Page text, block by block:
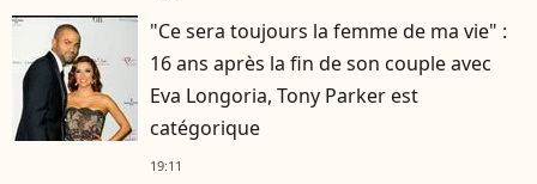
"Ce sera toujours la femme de ma vie" :
16 ans après la fin de son couple avec
Eva Longoria, Tony Parker est
catégorique
19:11